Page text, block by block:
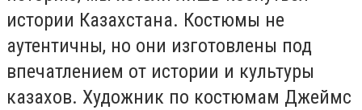
истории Казахстана. Костюмы не
аутентичны, но они изготовлены под
впечатлением от истории и культуры
казахов. Художник по костюмам Джеймс